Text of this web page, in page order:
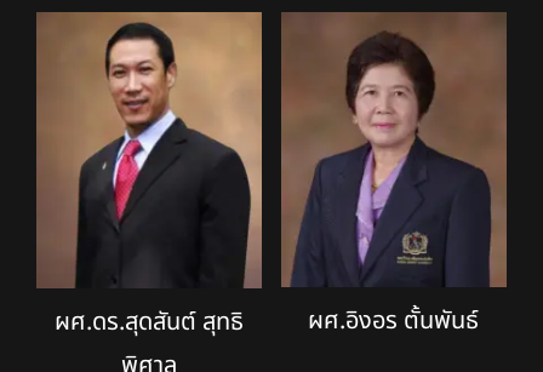
ผศ.ดร.สุดสันต์ สุทธิ
ผศ.อิงอร ตั้นพันธ์